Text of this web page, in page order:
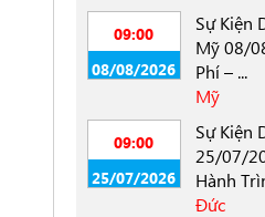
09:00
08/08/2026
Sự Kiện
Mỹ 08/
Phí – ...
Mỹ
09:00
25/07/2026
Sự Kiện
25/07/
Hành
Đức